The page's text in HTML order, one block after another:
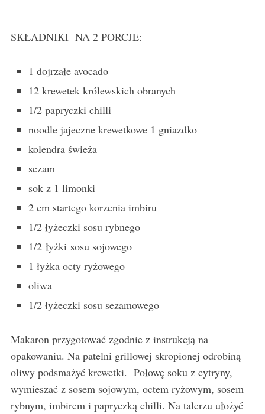
SKŁADNIKI NA 2 PORCJE:
1 dojrzałe avocado
12 krewetek królewskich obranych
1/2 papryczki chilli
noodle jajeczne krewetkowe 1 gniazdko
kolendra świeża
sezam
sok z 1 limonki
2 cm startego korzenia imbiru
1/2 łyżeczki sosu rybnego
1/2 łyżki sosu sojowego
1 łyżka octy ryżowego
oliwa
1/2 łyżeczki sosu sezamowego
Makaron przygotować zgodnie z instrukcją na
opakowaniu. Na patelni grillowej skropionej odrobiną
oliwy podsmażyć krewetki. Połowę soku z cytryny,
wymieszać z sosem sojowym, octem ryżowym, sosem
rybnym, imbirem i papryczką chilli. Na talerzu ułożyć